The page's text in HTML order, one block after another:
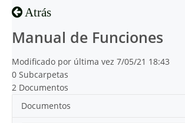
Atrás
Manual de Funciones
Modificado por última vez 7/05/21 18:43
0 Subcarpetas
2 Documentos
Documentos